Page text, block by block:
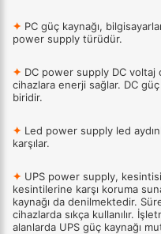
✦ PC güç kaynağı,
power supply türüdür.
✦ DC power supply DC voltaj
cihazlara enerji sağlar. DC güç
biridir.
✦ Led power supply led
karşılar.
✦ UPS power supply,
kesintilerine karşı koruma
kaynağı da denilmektedir.
cihazlarda sıkça kullanılır.
alanlarda UPS güç kaynağı